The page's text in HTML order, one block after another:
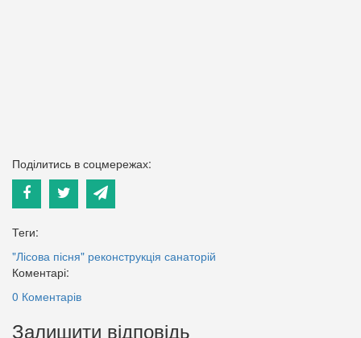
Поділитись в соцмережах:
Теги:
"Лісова пісня" реконструкція санаторій
Коментарі:
0 Коментарів
Залишити відповідь